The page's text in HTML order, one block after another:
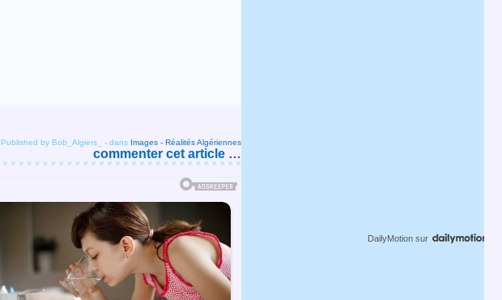
Published by Bob_Algiers_ - dans Images - Réalités Algériennes
commenter cet article …
DailyMotion sur